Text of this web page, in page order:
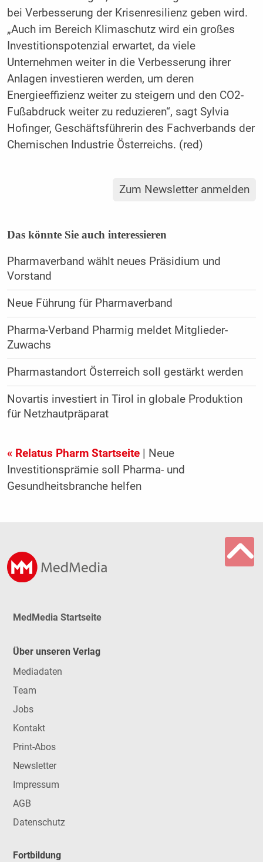
bei Verbesserung der Krisenresilienz geben wird.
„Auch im Bereich Klimaschutz wird ein großes
Investitionspotenzial erwartet, da viele
Unternehmen weiter in die Verbesserung ihrer
Anlagen investieren werden, um deren
Energieeffizienz weiter zu steigern und den CO2-
Fußabdruck weiter zu reduzieren“, sagt Sylvia
Hofinger, Geschäftsführerin des Fachverbands der
Chemischen Industrie Österreichs. (red)
Zum Newsletter anmelden
Das könnte Sie auch interessieren
Pharmaverband wählt neues Präsidium und
Vorstand
Neue Führung für Pharmaverband
Pharma-Verband Pharmig meldet Mitglieder-
Zuwachs
Pharmastandort Österreich soll gestärkt werden
Novartis investiert in Tirol in globale Produktion
für Netzhautpräparat
« Relatus Pharm Startseite| Neue
Investitionsprämie soll Pharma- und
Gesundheitsbranche helfen
MedMedia Startseite
Über unseren Verlag
Mediadaten
Team
Jobs
Kontakt
Print-Abos
Newsletter
Impressum
AGB
Datenschutz
Fortbildung